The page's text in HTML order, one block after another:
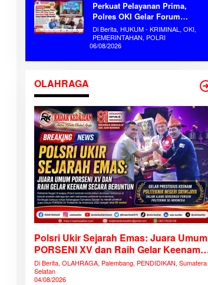
Perkuat Pelayanan Prima,
Polres OKI Gelar Forum
Konsultasi Publik Mandiri Serap
Aspirasi Masyarakat
Di Berita, HUKUM - KRIMINAL, OKI,
PEMERINTAHAN, POLRI
06/08/2026
OLAHRAGA
Polsri Ukir Sejarah Emas: Juara Umum
PORSENI XV dan Raih Gelar Keenam
Secara Beruntun
Di Berita, OLAHRAGA, Palembang, PENDIDIKAN, Sumatera
Selatan
04/08/2026